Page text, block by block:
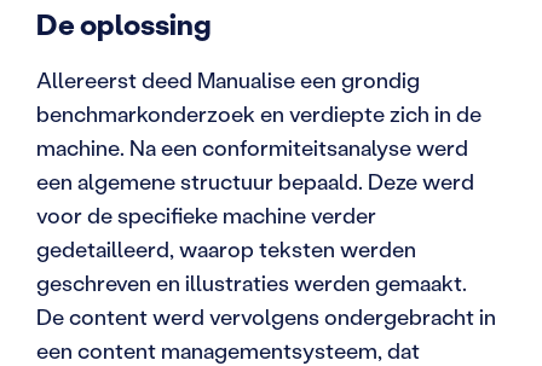
De oplossing
Allereerst deed Manualise een grondig
benchmarkonderzoek en verdiepte zich in de
machine. Na een conformiteitsanalyse werd
een algemene structuur bepaald. Deze werd
voor de specifieke machine verder
gedetailleerd, waarop teksten werden
geschreven en illustraties werden gemaakt.
De content werd vervolgens ondergebracht in
een content managementsysteem, dat